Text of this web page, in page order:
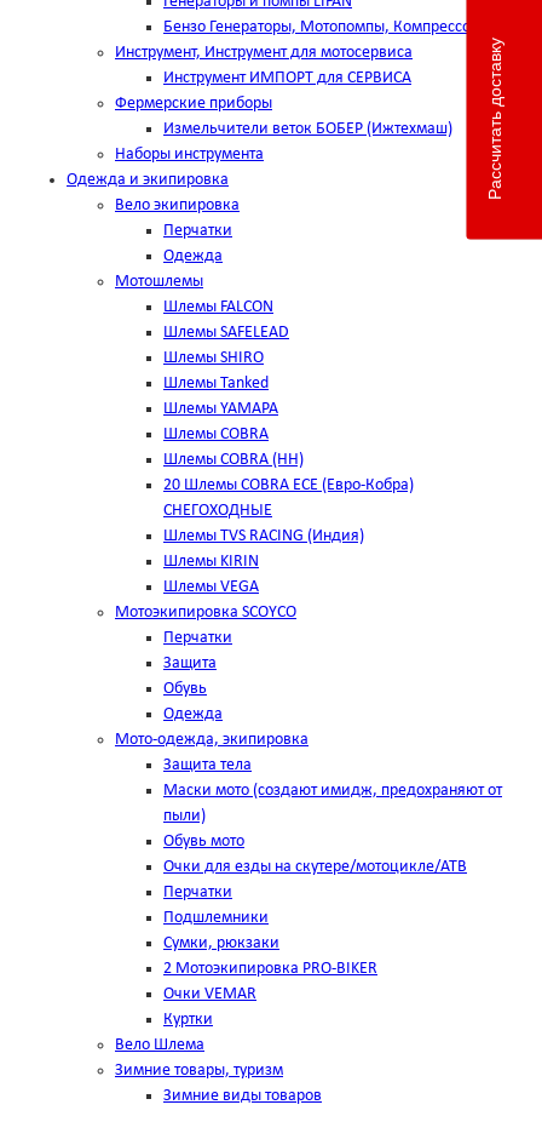
Бензо Генераторы, Мотопомпы, Компрессоры
Инструмент, Инструмент для мотосервиса
Инструмент ИМПОРТ для СЕРВИСА
Фермерские приборы
Измельчители веток БОБЕР (Ижтехмаш)
Наборы инструмента
Одежда и экипировка
Вело экипировка
Перчатки
Одежда
Мотошлемы
Шлемы FALCON
Шлемы SAFELEAD
Шлемы SHIRO
Шлемы Tanked
Шлемы YAMAPA
Шлемы COBRA
Шлемы COBRA (HH)
20 Шлемы COBRA ECE (Евро-Кобра)
СНЕГОХОДНЫЕ
Шлемы TVS RACING (Индия)
Шлемы KIRIN
Шлемы VEGA
Мотоэкипировка SCOYCO
Перчатки
Защита
Обувь
Одежда
Мото-одежда, экипировка
Защита тела
Маски мото (создают имидж, предохраняют от
пыли)
Обувь мото
Очки для езды на скутере/мотоцикле/АТВ
Перчатки
Подшлемники
Сумки, рюкзаки
2 Мотоэкипировка PRO-BIKER
Очки VEMAR
Куртки
Вело Шлема
Зимние товары, туризм
Зимние виды товаров
Рассчитать доставку